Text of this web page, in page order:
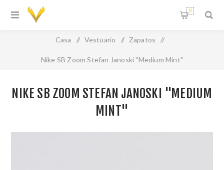
0
Casa / Vestuario / Zapatos /
Nike SB Zoom Stefan Janoski "Medium Mint"
NIKE SB ZOOM STEFAN JANOSKI "MEDIUM
MINT"